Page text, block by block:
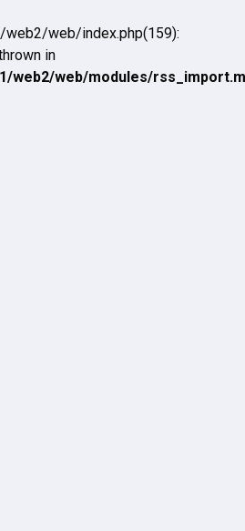
web/index.php(159):
in
web2/web/modules/